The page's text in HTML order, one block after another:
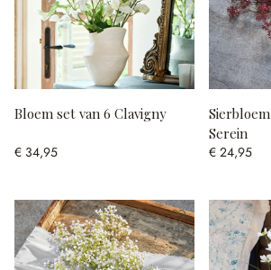
Bloem set van 6 Clavigny
€ 34,95
Serein
€ 24,95